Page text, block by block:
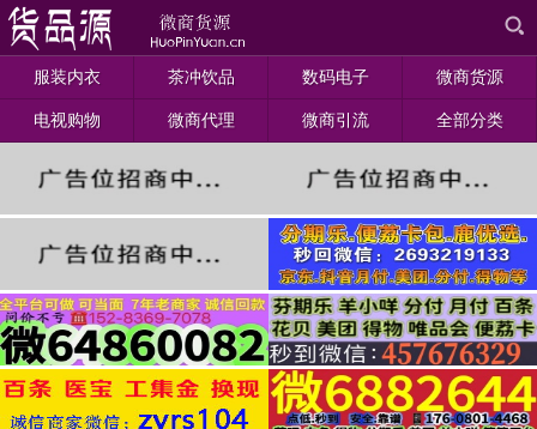
服装内衣 茶冲饮品 数码电子 微商货源
电视购物 微商代理 微商引流 全部分类